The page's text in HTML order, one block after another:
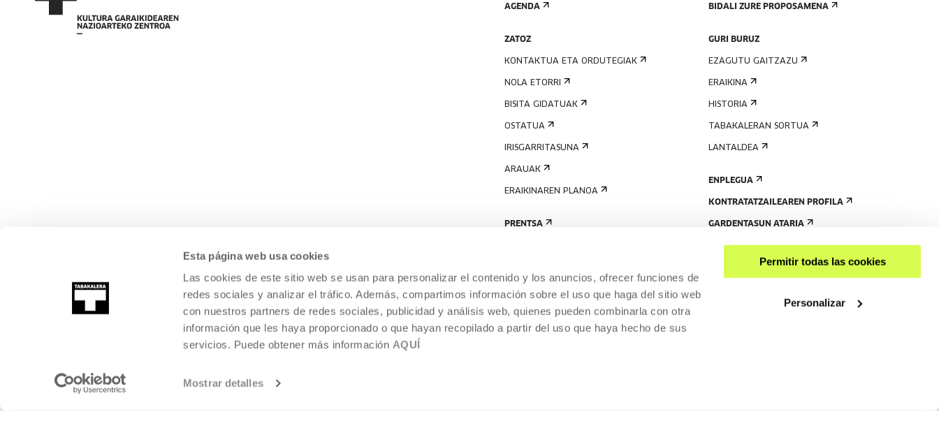
Esta página web usa cookies
Las cookies de este sitio web se usan para personalizar el contenido y los anuncios, ofrecer funciones de
redes sociales y analizar el tráfico. Además, compartimos información sobre el uso que haga del sitio web
con nuestros partners de redes sociales, publicidad y análisis web, quienes pueden combinarla con otra
información que les haya proporcionado o que hayan recopilado a partir del uso que haya hecho de sus
servicios. Puede obtener más información AQUÍ
Mostrar detalles
Permitir todas las cookies
Personalizar
AGENDA
ZATOZ
KONTAKTUA ETA ORDUTEGIAK
NOLA ETORRI
BISITA GIDATUAK
OSTATUA
IRISGARRITASUNA
ARAUAK
ERAIKINAREN PLANOA
PRENTSA
BIDALI ZURE PROPOSAMENA
GURI BURUZ
EZAGUTU GAITZAZU
ERAIKINA
HISTORIA
TABAKALERAN SORTUA
LANTALDEA
ENPLEGUA
KONTRATATZAILEAREN PROFILA
GARDENTASUN ATARIA
2026 TABAKALERA.
KULTURA GARAIKIDEAREN NAZIOARTEKO ZENTROA,